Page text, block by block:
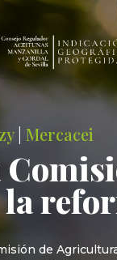
|Mercacei
la
de